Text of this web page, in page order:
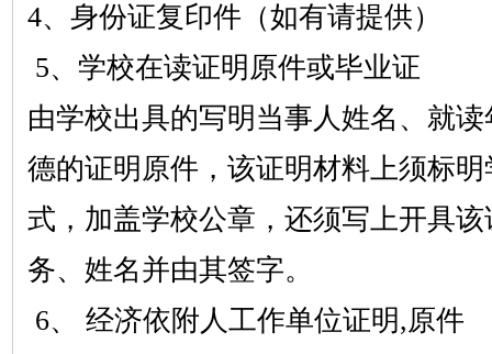
4、身份证复印件（如有请提供）
5、学校在读证明原件或毕业证
由学校出具的写明当事人姓名、就
德的证明原件，该证明材料上须标
式，加盖学校公章，还须写上开具
务、姓名并由其签字。
6、 经济依附人工作单位证明,原件